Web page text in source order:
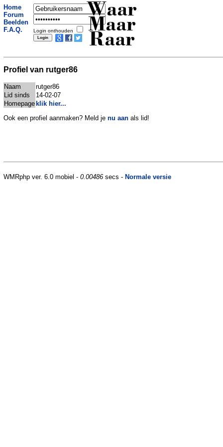
Home
Forum
Beelden
F.A.Q.
Login onthouden
Waar
Maar
Raar
Profiel van rutger86
Naam
rutger86
Lid sinds
14-02-07
Homepageklik hier...
Ook een profiel aanmaken? Meld je nu aan als lid!
WMRphp ver. 6.0 mobiel - 0.00486 secs - Normale versie